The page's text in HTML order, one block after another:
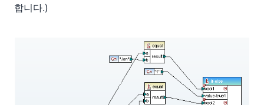
합니다.)